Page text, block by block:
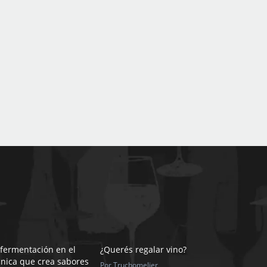
en el
que crea sabores
¿Querés regalar vino?
Por Truchomelier